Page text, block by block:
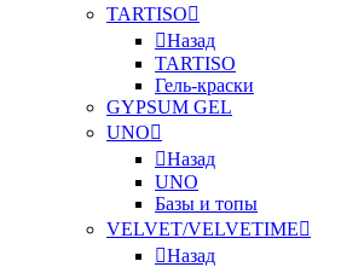
TARTISO
Назад
TARTISO
Гель-краски
GYPSUM GEL
UNO
Назад
UNO
Базы и топы
VELVET/VELVETIME
Назад